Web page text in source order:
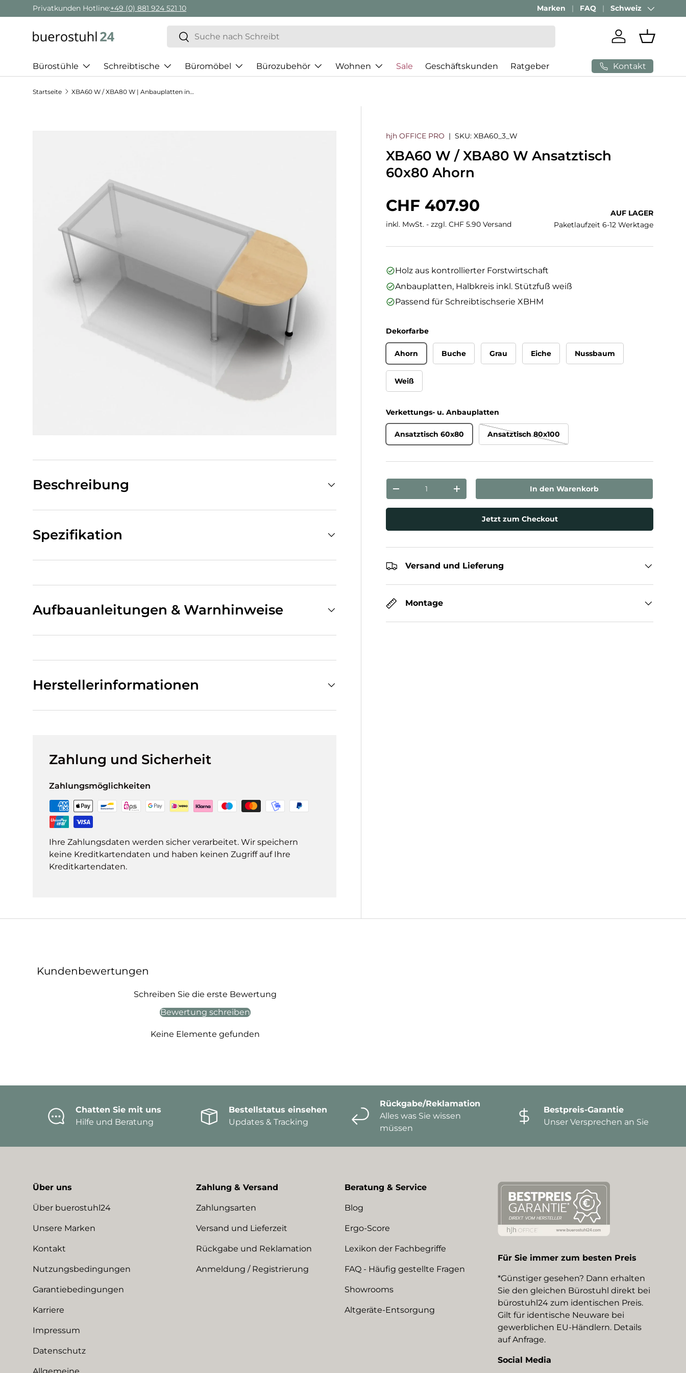
Direkt zum Inhalt
Privatkunden Hotline:+49 (0) 881 924 521 10 Marken FAQ Land/Region
Schweiz
Suchen
Suchen
Einloggen
Bürostühle Schreibtische Büromöbel Bürozubehör Wohnen Sale Geschäftskunden Ratgeber Kontakt
Startseite XBA60 W / XBA80 W | Anbauplatten inkl. Stützfuß weiß
hjh OFFICE PRO |SKU: XBA60_3_W
XBA60 W / XBA80 W Ansatztisch
60x80 Ahorn
Normaler Preis
CHF 407.90
inkl. MwSt. - zzgl. CHF 5.90 Versand
AUF LAGER
Paketlaufzeit 6-12 Werktage
Holz aus kontrollierter Forstwirtschaft
Anbauplatten, Halbkreis inkl. Stützfuß weiß
Passend für Schreibtischserie XBHM
Dekorfarbe
Ahorn Buche Grau Eiche Nussbaum
Weiß
Verkettungs- u. Anbauplatten
Ansatztisch 60x80 Ansatztisch 80x100
Anzahl
Menge verringernMenge erhöhen In den Warenkorb
Jetzt zum Checkout
Versand und Lieferung
Montage
Beschreibung
Spezifikation
Aufbauanleitungen & Warnhinweise
Herstellerinformationen
Zahlung und Sicherheit
Zahlungsmöglichkeiten
Ihre Zahlungsdaten werden sicher verarbeitet. Wir speichern
keine Kreditkartendaten und haben keinen Zugriff auf Ihre
Kreditkartendaten.
Kundenbewertungen
Schreiben Sie die erste Bewertung
Bewertung schreiben
Keine Elemente gefunden
Chatten Sie mit uns
Hilfe und Beratung
Bestellstatus einsehen
Updates & Tracking
Rückgabe/Reklamation
Alles was Sie wissen
müssen
Bestpreis-Garantie
Unser Versprechen an Sie
Über uns
Über buerostuhl24
Unsere Marken
Kontakt
Nutzungsbedingungen
Garantiebedingungen
Karriere
Impressum
Datenschutz
Zahlung & Versand
Zahlungsarten
Versand und Lieferzeit
Rückgabe und Reklamation
Anmeldung / Registrierung
Beratung & Service
Blog
Ergo-Score
Lexikon der Fachbegriffe
FAQ - Häufig gestellte Fragen
Showrooms
Altgeräte-Entsorgung
Für Sie immer zum besten Preis
*Günstiger gesehen? Dann erhalten
Sie den gleichen Bürostuhl direkt bei
bürostuhl24 zum identischen Preis.
Gilt für identische Neuware bei
gewerblichen EU-Händlern. Details
auf Anfrage.
Social Media